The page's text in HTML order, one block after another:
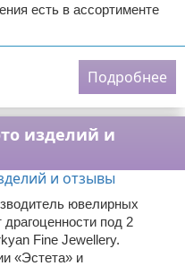
есть в ассортименте
Подробнее
изделий и
ювелирных
под 2
Fine Jewellery.
«Эстета» и